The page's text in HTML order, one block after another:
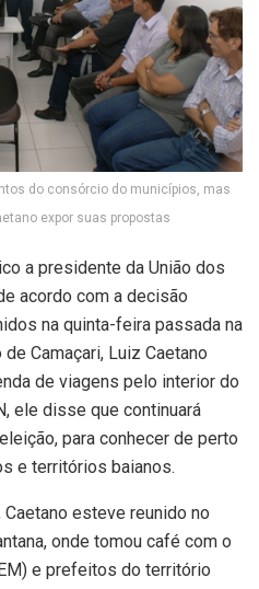
do consórcio do municípios, mas
expor suas propostas
a presidente da União dos
acordo com a decisão
na quinta-feira passada na
Camaçari, Luiz Caetano
de viagens pelo interior do
ele disse que continuará
para conhecer de perto
e territórios baianos.
esteve reunido no
onde tomou café com o
e prefeitos do território